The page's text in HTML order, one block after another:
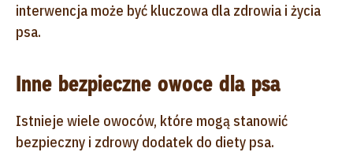
interwencja może być kluczowa dla zdrowia i życia
psa.
Inne bezpieczne owoce dla psa
Istnieje wiele owoców, które mogą stanowić
bezpieczny i zdrowy dodatek do diety psa.